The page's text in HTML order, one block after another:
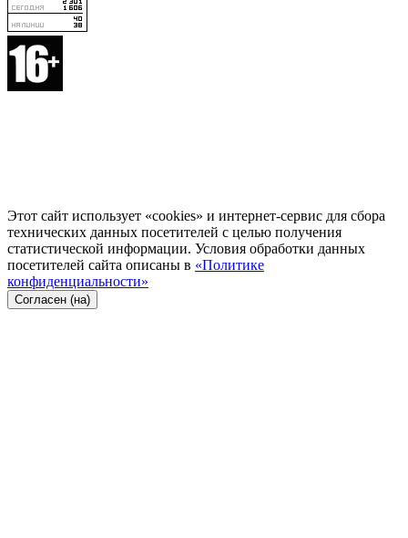
Этот сайт использует «cookies» и интернет-сервис для сбора
технических данных посетителей с целью получения
статистической информации. Условия обработки данных
посетителей сайта описаны в «Политике
конфиденциальности»
Согласен (на)